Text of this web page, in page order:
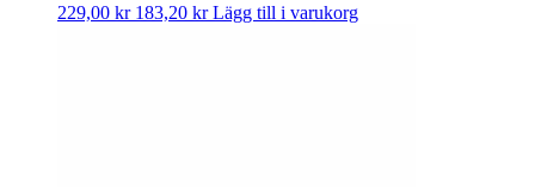
229,00 kr 183,20 kr Lägg till i varukorg